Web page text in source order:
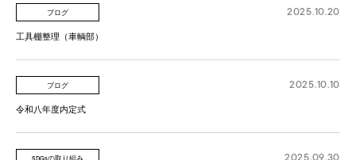
2025.10.20
ブログ
工具棚整理（車輌部）
2025.10.10
ブログ
令和八年度内定式
2025.09.30